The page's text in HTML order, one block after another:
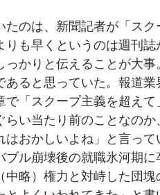
のは、新聞記者が「ス
りも早くというのは週刊
っかりと伝えることが大
あると思っていた。報道
で「スクープ主義を超え
らい当たり前のことなの
はおかしいよね」と言っ
ル崩壊後の就職氷河期
中略）権力と対峙した団